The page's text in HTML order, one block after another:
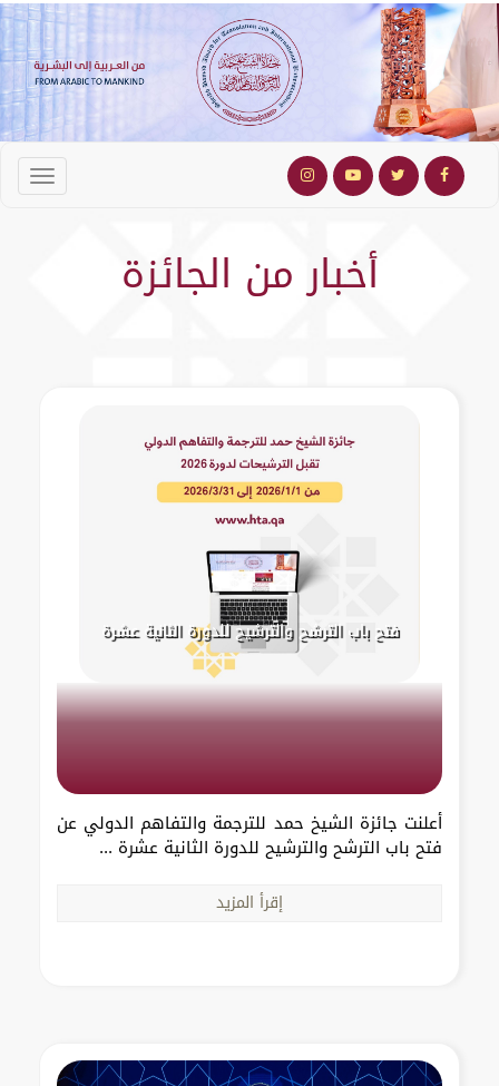
أخبار من الجائزة
فتح باب الترشح والترشيح للدورة الثانية عشرة
أعلنت جائزة الشيخ حمد للترجمة والتفاهم الدولي عن
فتح باب الترشح والترشيح للدورة الثانية عشرة ...
إقرأ المزيد